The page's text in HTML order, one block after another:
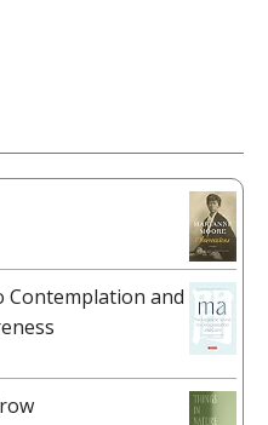
Contemplation and